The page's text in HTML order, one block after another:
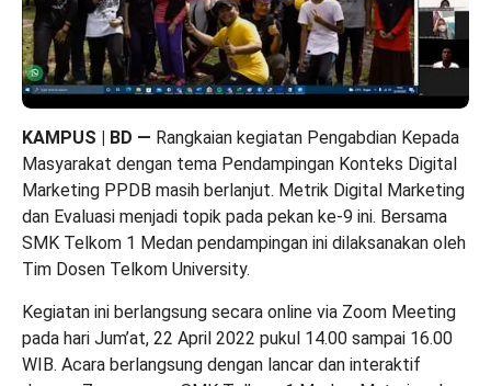
KAMPUS | BD — Rangkaian kegiatan Pengabdian Kepada
Masyarakat dengan tema Pendampingan Konteks Digital
Marketing PPDB masih berlanjut. Metrik Digital Marketing
dan Evaluasi menjadi topik pada pekan ke-9 ini. Bersama
SMK Telkom 1 Medan pendampingan ini dilaksanakan oleh
Tim Dosen Telkom University.
Kegiatan ini berlangsung secara online via Zoom Meeting
pada hari Jum’at, 22 April 2022 pukul 14.00 sampai 16.00
WIB. Acara berlangsung dengan lancar dan interaktif